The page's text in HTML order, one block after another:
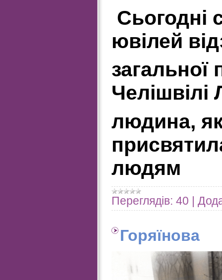
Сьогодні
ювілей
загальної
людина,
людям
Переглядів: 40 |
Горяїнова